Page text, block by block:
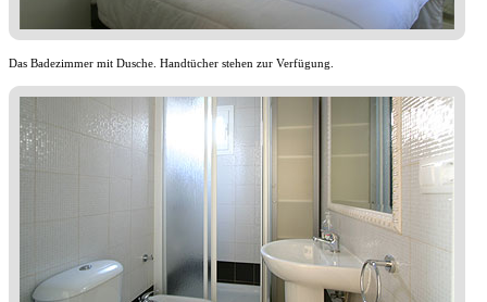
Das Badezimmer mit Dusche. Handtücher stehen zur Verfügung.